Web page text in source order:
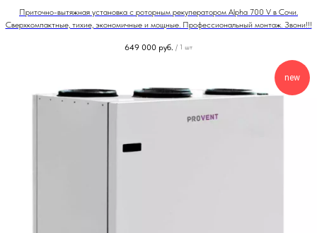
Приточно-вытяжная установка с роторным рекуператором Alpha 700 V в Сочи.
Сверхкомпактные, тихие, экономичные и мощные. Профессиональный монтаж. Звони!!!
649 000 руб. / 1 шт
new